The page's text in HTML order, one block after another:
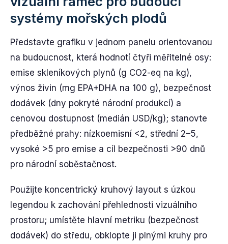
systémy mořských plodů
Představte grafiku v jednom panelu orientovanou
na budoucnost, která hodnotí čtyři měřitelné osy:
emise skleníkových plynů (g CO2-eq na kg),
výnos živin (mg EPA+DHA na 100 g), bezpečnost
dodávek (dny pokryté národní produkcí) a
cenovou dostupnost (medián USD/kg); stanovte
předběžné prahy: nízkoemisní <2, střední 2–5,
vysoké >5 pro emise a cíl bezpečnosti >90 dnů
pro národní soběstačnost.
Použijte koncentrický kruhový layout s úzkou
legendou k zachování přehlednosti vizuálního
prostoru; umístěte hlavní metriku (bezpečnost
dodávek) do středu, obklopte ji plnými kruhy pro